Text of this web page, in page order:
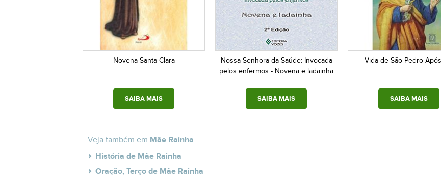
Novena Santa Clara
SAIBA MAIS
Nossa Senhora da Saúde: Invocada
pelos enfermos - Novena e ladainha
SAIBA MAIS
Vida de São Pedro
SAIBA MAIS
Veja também em Mãe Rainha
História de Mãe Rainha
Oração, Terço de Mãe Rainha